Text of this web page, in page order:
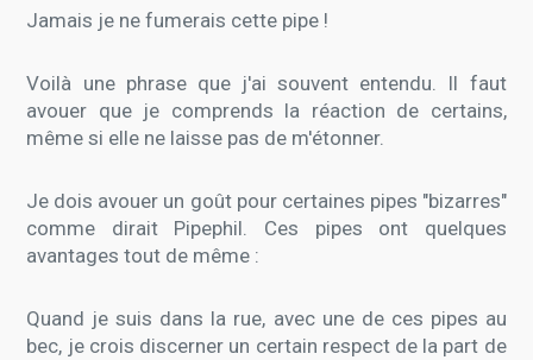
Jamais je ne fumerais cette pipe !
Voilà une phrase que j'ai souvent entendu. Il faut
avouer que je comprends la réaction de certains,
même si elle ne laisse pas de m'étonner.
Je dois avouer un goût pour certaines pipes "bizarres"
comme dirait Pipephil. Ces pipes ont quelques
avantages tout de même :
Quand je suis dans la rue, avec une de ces pipes au
bec, je crois discerner un certain respect de la part de